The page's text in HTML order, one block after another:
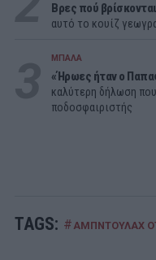
Βρες πού
αυτό το κουίζ
ΜΠΑΛΑ
«Ήρωες ήταν ο
καλύτερη δήλωση
ποδοσφαιριστής
TAGS: # ΑΜΠΝΤΟΥΛΑΧ